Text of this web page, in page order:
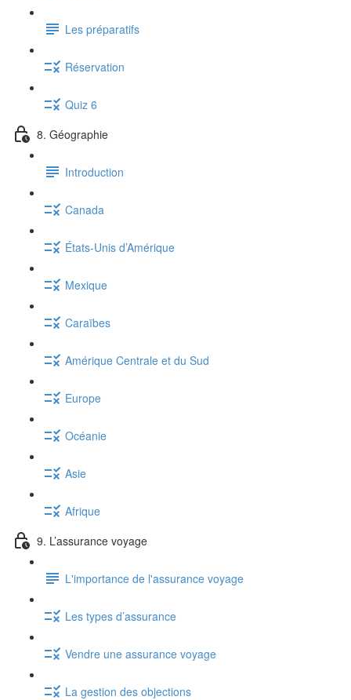
Les préparatifs
Réservation
Quiz 6
8. Géographie
Introduction
Canada
États-Unis d’Amérique
Mexique
Caraïbes
Amérique Centrale et du Sud
Europe
Océanie
Asie
Afrique
9. L’assurance voyage
L'importance de l'assurance voyage
Les types d’assurance
Vendre une assurance voyage
La gestion des objections